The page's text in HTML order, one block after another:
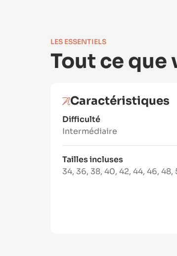
LES ESSENTIELS
Tout ce que
Caractéristiques
Difficulté
Intermédiaire
Tailles incluses
34, 36, 38, 40, 42, 44, 46, 48,